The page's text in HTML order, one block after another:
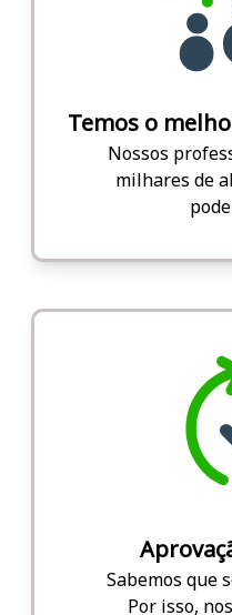
Temos o
Nossos
milhares de
Sabemos que
Por isso,